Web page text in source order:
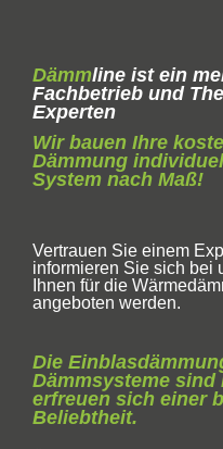
Dämmline ist ein
Fachbetrieb und
Experten
Wir bauen Ihre
Dämmung
System nach Maß!
Vertrauen Sie einem
informieren Sie sich bei
Ihnen für die
angeboten werden.
Die
Dämmsysteme
erfreuen sich einer
Beliebtheit.